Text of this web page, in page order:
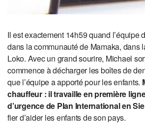
Il est exactement 14h59 quand l’équipe
dans la communauté de Mamaka, dans
Loko. Avec un grand sourire, Michael
commence à décharger les boîtes de
que l’équipe a apporté pour les enfants.
chauffeur : il travaille en première
d’urgence de Plan International en
fier d’aider les enfants de son pays.